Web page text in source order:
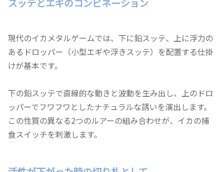
スッテとエギのコンビネーション
現代のイカメタルゲームでは、下に鉛スッテ、上に浮力の
あるドロッパー（小型エギや浮きスッテ）を配置する仕掛
けが基本です。
下の鉛スッテで直線的な動きと波動を生み出し、上のドロ
ッパーでフワフワとしたナチュラルな誘いを演出します。
この性質の異なる2つのルアーの組み合わせが、イカの捕
食スイッチを刺激します。